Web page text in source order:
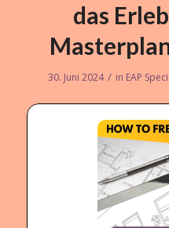
das
30. Juni 2024 / in EAP